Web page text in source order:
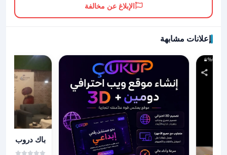
الإبلاغ عن مخالفة
إعلانات مشابهة
عرض تفاصيل
باك دروب